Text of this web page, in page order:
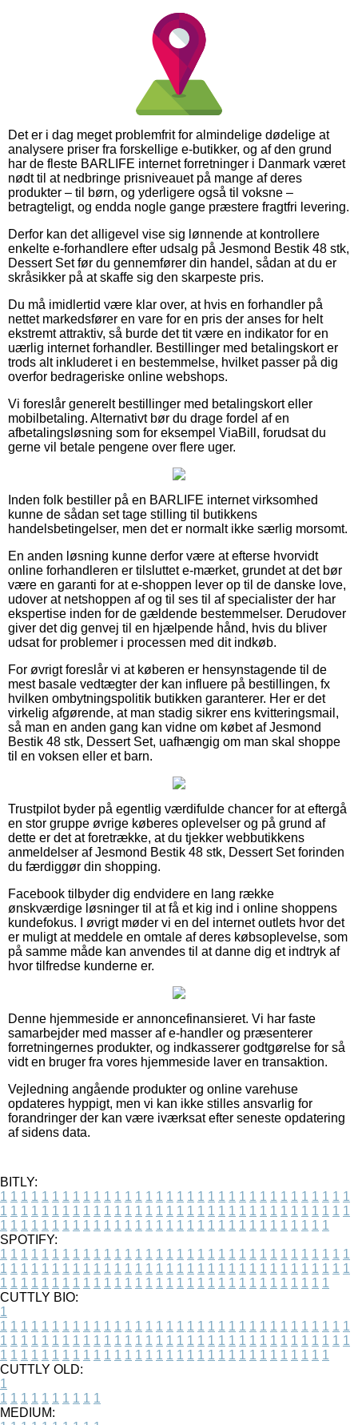
Det er i dag meget problemfrit for almindelige dødelige at
analysere priser fra forskellige e-butikker, og af den grund
har de fleste BARLIFE internet forretninger i Danmark været
nødt til at nedbringe prisniveauet på mange af deres
produkter – til børn, og yderligere også til voksne –
betragteligt, og endda nogle gange præstere fragtfri levering.
Derfor kan det alligevel vise sig lønnende at kontrollere
enkelte e-forhandlere efter udsalg på Jesmond Bestik 48 stk,
Dessert Set før du gennemfører din handel, sådan at du er
skråsikker på at skaffe sig den skarpeste pris.
Du må imidlertid være klar over, at hvis en forhandler på
nettet markedsfører en vare for en pris der anses for helt
ekstremt attraktiv, så burde det tit være en indikator for en
uærlig internet forhandler. Bestillinger med betalingskort er
trods alt inkluderet i en bestemmelse, hvilket passer på dig
overfor bedrageriske online webshops.
Vi foreslår generelt bestillinger med betalingskort eller
mobilbetaling. Alternativt bør du drage fordel af en
afbetalingsløsning som for eksempel ViaBill, forudsat du
gerne vil betale pengene over flere uger.
Inden folk bestiller på en BARLIFE internet virksomhed
kunne de sådan set tage stilling til butikkens
handelsbetingelser, men det er normalt ikke særlig morsomt.
En anden løsning kunne derfor være at efterse hvorvidt
online forhandleren er tilsluttet e-mærket, grundet at det bør
være en garanti for at e-shoppen lever op til de danske love,
udover at netshoppen af og til ses til af specialister der har
ekspertise inden for de gældende bestemmelser. Derudover
giver det dig genvej til en hjælpende hånd, hvis du bliver
udsat for problemer i processen med dit indkøb.
For øvrigt foreslår vi at køberen er hensynstagende til de
mest basale vedtægter der kan influere på bestillingen, fx
hvilken ombytningspolitik butikken garanterer. Her er det
virkelig afgørende, at man stadig sikrer ens kvitteringsmail,
så man en anden gang kan vidne om købet af Jesmond
Bestik 48 stk, Dessert Set, uafhængig om man skal shoppe
til en voksen eller et barn.
Trustpilot byder på egentlig værdifulde chancer for at eftergå
en stor gruppe øvrige køberes oplevelser og på grund af
dette er det at foretrække, at du tjekker webbutikkens
anmeldelser af Jesmond Bestik 48 stk, Dessert Set forinden
du færdiggør din shopping.
Facebook tilbyder dig endvidere en lang række
ønskværdige løsninger til at få et kig ind i online shoppens
kundefokus. I øvrigt møder vi en del internet outlets hvor det
er muligt at meddele en omtale af deres købsoplevelse, som
på samme måde kan anvendes til at danne dig et indtryk af
hvor tilfredse kunderne er.
Denne hjemmeside er annoncefinansieret. Vi har faste
samarbejder med masser af e-handler og præsenterer
forretningernes produkter, og indkasserer godtgørelse for så
vidt en bruger fra vores hjemmeside laver en transaktion.
Vejledning angående produkter og online varehuse
opdateres hyppigt, men vi kan ikke stilles ansvarlig for
forandringer der kan være iværksat efter seneste opdatering
af sidens data.
BITLY:
1 1 1 1 1 1 1 1 1 1 1 1 1 1 1 1 1 1 1 1 1 1 1 1 1 1 1 1 1 1 1 1 1 1
1 1 1 1 1 1 1 1 1 1 1 1 1 1 1 1 1 1 1 1 1 1 1 1 1 1 1 1 1 1 1 1 1 1
1 1 1 1 1 1 1 1 1 1 1 1 1 1 1 1 1 1 1 1 1 1 1 1 1 1 1 1 1 1 1 1
SPOTIFY:
1 1 1 1 1 1 1 1 1 1 1 1 1 1 1 1 1 1 1 1 1 1 1 1 1 1 1 1 1 1 1 1 1 1
1 1 1 1 1 1 1 1 1 1 1 1 1 1 1 1 1 1 1 1 1 1 1 1 1 1 1 1 1 1 1 1 1 1
1 1 1 1 1 1 1 1 1 1 1 1 1 1 1 1 1 1 1 1 1 1 1 1 1 1 1 1 1 1 1 1
CUTTLY BIO:
1
1 1 1 1 1 1 1 1 1 1 1 1 1 1 1 1 1 1 1 1 1 1 1 1 1 1 1 1 1 1 1 1 1 1
1 1 1 1 1 1 1 1 1 1 1 1 1 1 1 1 1 1 1 1 1 1 1 1 1 1 1 1 1 1 1 1 1 1
1 1 1 1 1 1 1 1 1 1 1 1 1 1 1 1 1 1 1 1 1 1 1 1 1 1 1 1 1 1 1 1
CUTTLY OLD:
1
1 1 1 1 1 1 1 1 1 1
MEDIUM: